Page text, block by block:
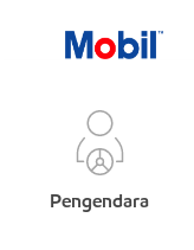
Pengendara